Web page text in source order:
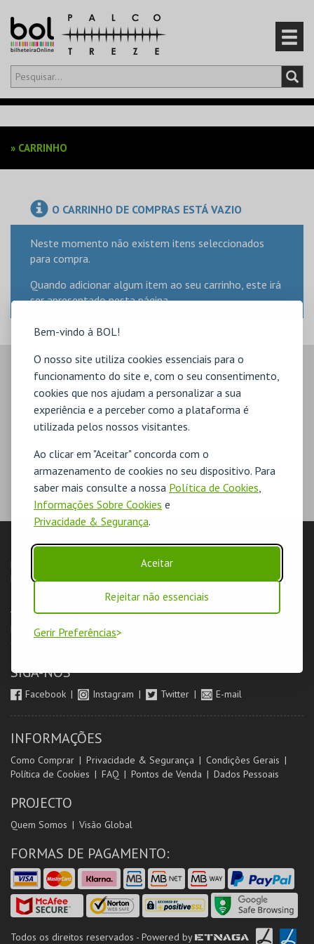
Bem-vindo à BOL!
O nosso site utiliza cookies essenciais para o
funcionamento do site e, com o seu consentimento,
cookies que nos ajudam a personalizar a sua
experiência e a perceber como a plataforma é
utilizada pelos nossos visitantes.
Ao clicar em "Aceitar" concorda com o
armazenamento de cookies no seu dispositivo. Para
saber mais consulte a nossa Política de Cookies,
Informações Sobre Cookies e
Privacidade & Segurança.
Aceitar
Rejeitar não essenciais
Gerir Preferências
Olá,iniciar sessão
EVENTOS
CARTÕES
PRODUTOS
» CARRINHO
O CARRINHO DE COMPRAS ESTÁ VAZIO
Neste momento não existem itens seleccionados
para compra.
Quando adicionar algum item ao seu carrinho, este irá
ser apresentado nesta página.
LOJA
Pesquisar Carrinho de compras Eventos
Livro de Reclamações
AUTENTICAÇÃO
Login & Registo de Clientes
SIGA-NOS
Facebook Instagram Twitter E-mail
INFORMAÇÕES
Como Comprar Privacidade & Segurança
Condições Gerais
Política de Cookies
FAQ Pontos de Venda Dados Pessoais
PROJECTO
Quem Somos Visão Global
FORMAS DE PAGAMENTO:
Todos os direitos reservados - Powered by ETNAGA